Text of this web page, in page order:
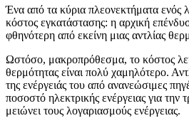
Ένα από τα κύρια πλεονεκτήματα ενός
κόστος εγκατάστασης: η αρχική
φθηνότερη από εκείνη μιας αντλίας
Ωστόσο, μακροπρόθεσμα, το κόστος
θερμότητας είναι πολύ χαμηλότερο.
της ενέργειάς του από ανανεώσιμες
ποσοστό ηλεκτρικής ενέργειας για την
μειώνει τους λογαριασμούς ενέργειας.